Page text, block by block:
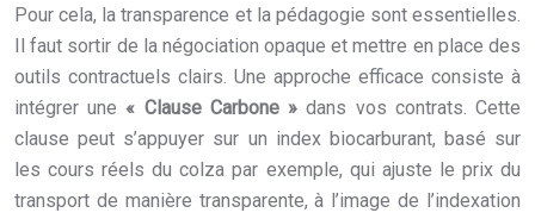
Pour cela, la transparence et la pédagogie sont essentielles.
Il faut sortir de la négociation opaque et mettre en place des
outils contractuels clairs. Une approche efficace consiste à
intégrer une« Clause Carbone » dans vos contrats. Cette
clause peut s’appuyer sur un index biocarburant, basé sur
les cours réels du colza par exemple, qui ajuste le prix du
transport de manière transparente, à l’image de l’indexation